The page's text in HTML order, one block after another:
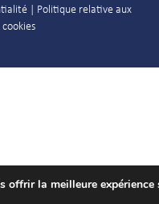
| Politique relative aux
cookies
offrir la meilleure expérience